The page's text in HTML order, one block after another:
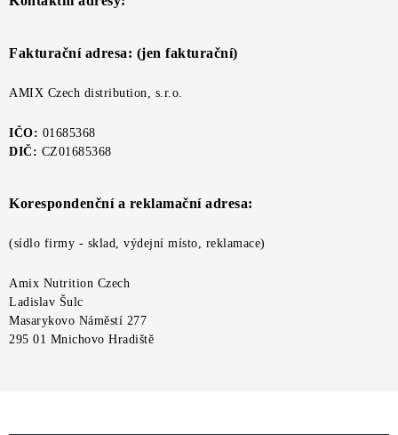
ZNAČKY
Kontakty Slovník pojmů
Obchodní podmínky
Podmínky ochrany osobních údajů
Slevový systém
Fakturační adresa: (jen fakturační)
AMIX Czech distribution, s.r.o.
IČO: 01685368
DIČ: CZ01685368
Korespondenční a reklamační adresa:
(sídlo firmy - sklad, výdejní místo, reklamace)
Amix Nutrition Czech
Ladislav Šulc
Masarykovo Náměstí 277
295 01 Mnichovo Hradiště